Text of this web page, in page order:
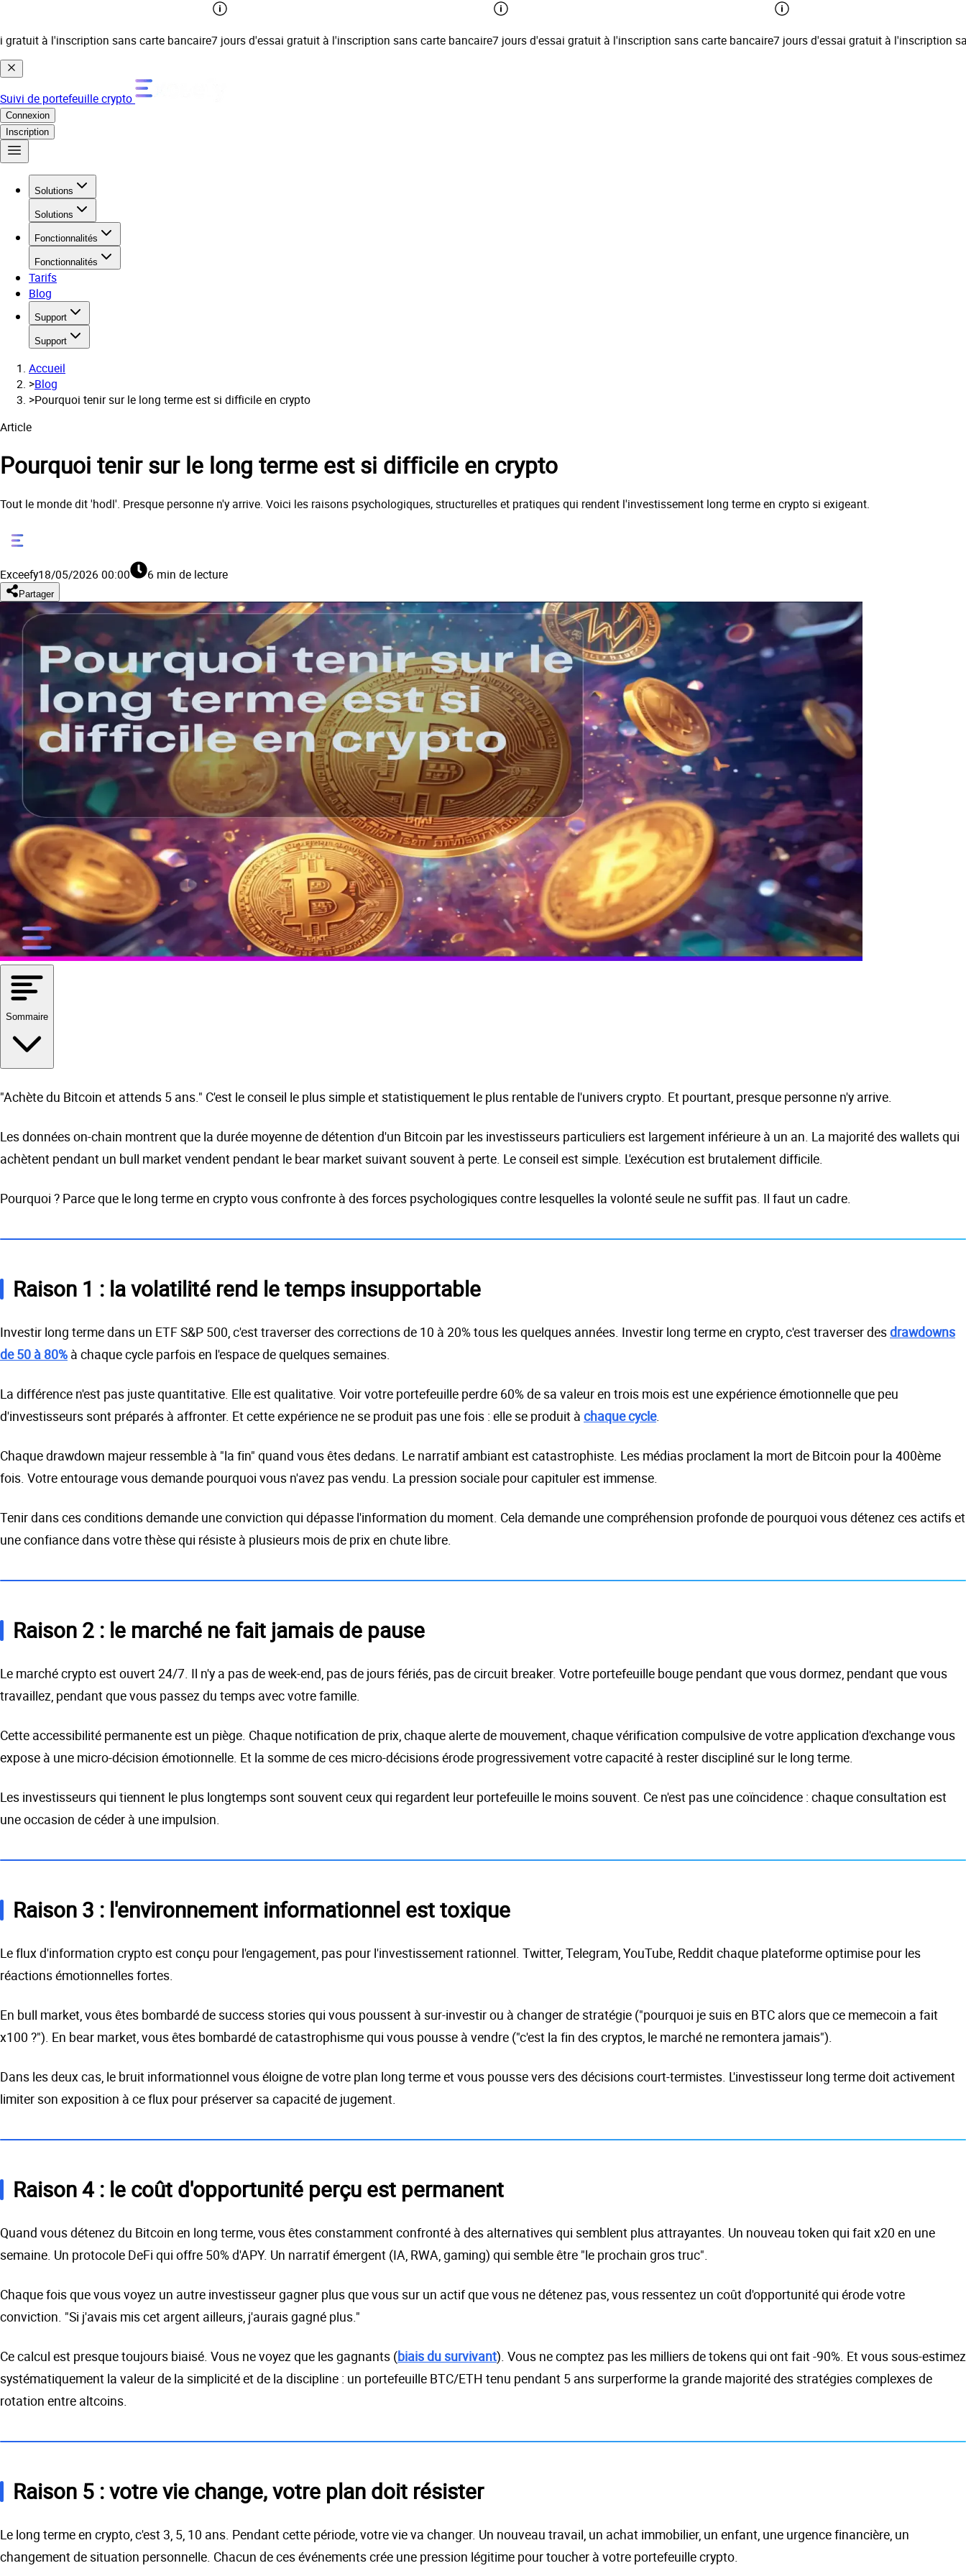
à l'inscription sans carte bancaire7 jours d'essai gratuit à l'inscription sans carte bancaire7 jours d'essai gratuit à l'inscription sans carte bancaire7 jours d'essai gratuit à l'inscription
Suivi de portefeuille crypto
Connexion
Inscription
Solutions
Solutions
Fonctionnalités
Fonctionnalités
Tarifs
Blog
Support
Support
Accueil
>Blog
>Pourquoi tenir sur le long terme est si difficile en crypto
Article
Pourquoi tenir sur le long terme est si difficile en crypto
Tout le monde dit 'hodl'. Presque personne n'y arrive. Voici les raisons psychologiques, structurelles et pratiques qui rendent l'investissement long terme en crypto si exigeant.
Exceefy18/05/2026 00:00 6 min de lecture
Partager
Sommaire
"Achète du Bitcoin et attends 5 ans." C'est le conseil le plus simple et statistiquement le plus rentable de l'univers crypto. Et pourtant, presque personne n'y arrive.
Les données on-chain montrent que la durée moyenne de détention d'un Bitcoin par les investisseurs particuliers est largement inférieure à un an. La majorité des wallets qui
achètent pendant un bull market vendent pendant le bear market suivant souvent à perte. Le conseil est simple. L'exécution est brutalement difficile.
Pourquoi ? Parce que le long terme en crypto vous confronte à des forces psychologiques contre lesquelles la volonté seule ne suffit pas. Il faut un cadre.
Raison 1 : la volatilité rend le temps insupportable
Investir long terme dans un ETF S&P 500, c'est traverser des corrections de 10 à 20% tous les quelques années. Investir long terme en crypto, c'est traverser desdrawdowns
de 50 à 80% à chaque cycle parfois en l'espace de quelques semaines.
La différence n'est pas juste quantitative. Elle est qualitative. Voir votre portefeuille perdre 60% de sa valeur en trois mois est une expérience émotionnelle que peu
d'investisseurs sont préparés à affronter. Et cette expérience ne se produit pas une fois : elle se produit à chaque cycle.
Chaque drawdown majeur ressemble à "la fin" quand vous êtes dedans. Le narratif ambiant est catastrophiste. Les médias proclament la mort de Bitcoin pour la 400ème
fois. Votre entourage vous demande pourquoi vous n'avez pas vendu. La pression sociale pour capituler est immense.
Tenir dans ces conditions demande une conviction qui dépasse l'information du moment. Cela demande une compréhension profonde de pourquoi vous détenez ces actifs et
une confiance dans votre thèse qui résiste à plusieurs mois de prix en chute libre.
Raison 2 : le marché ne fait jamais de pause
Le marché crypto est ouvert 24/7. Il n'y a pas de week-end, pas de jours fériés, pas de circuit breaker. Votre portefeuille bouge pendant que vous dormez, pendant que vous
travaillez, pendant que vous passez du temps avec votre famille.
Cette accessibilité permanente est un piège. Chaque notification de prix, chaque alerte de mouvement, chaque vérification compulsive de votre application d'exchange vous
expose à une micro-décision émotionnelle. Et la somme de ces micro-décisions érode progressivement votre capacité à rester discipliné sur le long terme.
Les investisseurs qui tiennent le plus longtemps sont souvent ceux qui regardent leur portefeuille le moins souvent. Ce n'est pas une coïncidence : chaque consultation est
une occasion de céder à une impulsion.
Raison 3 : l'environnement informationnel est toxique
Le flux d'information crypto est conçu pour l'engagement, pas pour l'investissement rationnel. Twitter, Telegram, YouTube, Reddit chaque plateforme optimise pour les
réactions émotionnelles fortes.
En bull market, vous êtes bombardé de success stories qui vous poussent à sur-investir ou à changer de stratégie ("pourquoi je suis en BTC alors que ce memecoin a fait
x100 ?"). En bear market, vous êtes bombardé de catastrophisme qui vous pousse à vendre ("c'est la fin des cryptos, le marché ne remontera jamais").
Dans les deux cas, le bruit informationnel vous éloigne de votre plan long terme et vous pousse vers des décisions court-termistes. L'investisseur long terme doit activement
limiter son exposition à ce flux pour préserver sa capacité de jugement.
Raison 4 : le coût d'opportunité perçu est permanent
Quand vous détenez du Bitcoin en long terme, vous êtes constamment confronté à des alternatives qui semblent plus attrayantes. Un nouveau token qui fait x20 en une
semaine. Un protocole DeFi qui offre 50% d'APY. Un narratif émergent (IA, RWA, gaming) qui semble être "le prochain gros truc".
Chaque fois que vous voyez un autre investisseur gagner plus que vous sur un actif que vous ne détenez pas, vous ressentez un coût d'opportunité qui érode votre
conviction. "Si j'avais mis cet argent ailleurs, j'aurais gagné plus."
Ce calcul est presque toujours biaisé. Vous ne voyez que les gagnants (biais du survivant). Vous ne comptez pas les milliers de tokens qui ont fait -90%. Et vous sous-estimez
systématiquement la valeur de la simplicité et de la discipline : un portefeuille BTC/ETH tenu pendant 5 ans surperforme la grande majorité des stratégies complexes de
rotation entre altcoins.
Raison 5 : votre vie change, votre plan doit résister
Le long terme en crypto, c'est 3, 5, 10 ans. Pendant cette période, votre vie va changer. Un nouveau travail, un achat immobilier, un enfant, une urgence financière, un
changement de situation personnelle. Chacun de ces événements crée une pression légitime pour toucher à votre portefeuille crypto.